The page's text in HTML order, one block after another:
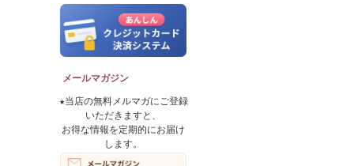
メールマガジン
★当店の無料メルマガにご登録
いただきますと、
お得な情報を定期的にお届け
します。